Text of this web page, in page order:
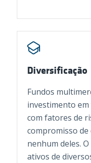
Diversificação
Fundos
investimento em
com fatores de
compromisso de
nenhum deles.
ativos de